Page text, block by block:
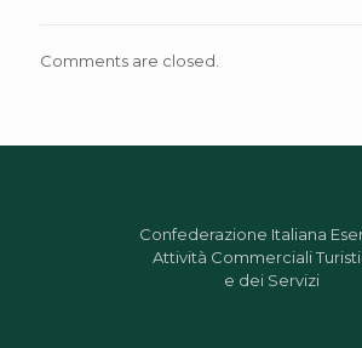
Comments are closed.
Confederazione Italiana
Attività Commerciali
e dei Servizi